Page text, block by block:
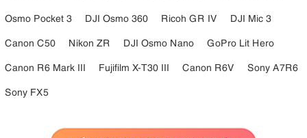
Osmo Pocket 3
DJI Osmo 360 Ricoh GR IV
DJI Mic 3
Canon C50
Nikon ZR DJI Osmo Nano
GoPro Lit Hero
Canon R6 Mark III
Fujifilm X-T30 III Canon R6V
Sony A7R6
Sony FX5